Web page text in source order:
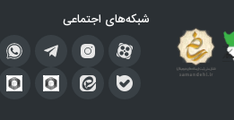
شبکه‌های اجتماعی